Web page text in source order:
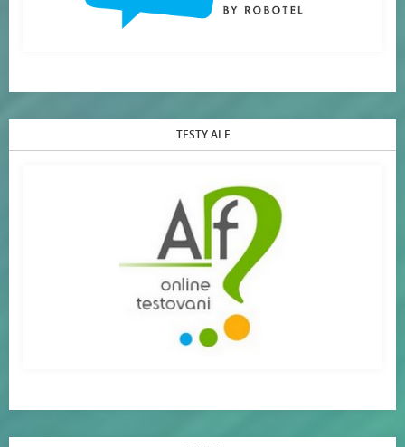
TESTY ALF